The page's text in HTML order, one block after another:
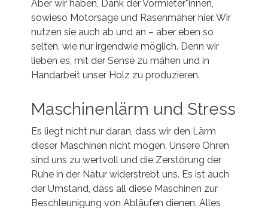
Aber wir haben, Dank der Vormieter*innen,
sowieso Motorsäge und Rasenmäher hier. Wir
nutzen sie auch ab und an – aber eben so
selten, wie nur irgendwie möglich. Denn wir
lieben es, mit der Sense zu mähen und in
Handarbeit unser Holz zu produzieren.
Maschinenlärm und Stress
Es liegt nicht nur daran, dass wir den Lärm
dieser Maschinen nicht mögen. Unsere Ohren
sind uns zu wertvoll und die Zerstörung der
Ruhe in der Natur widerstrebt uns. Es ist auch
der Umstand, dass all diese Maschinen zur
Beschleunigung von Abläufen dienen. Alles